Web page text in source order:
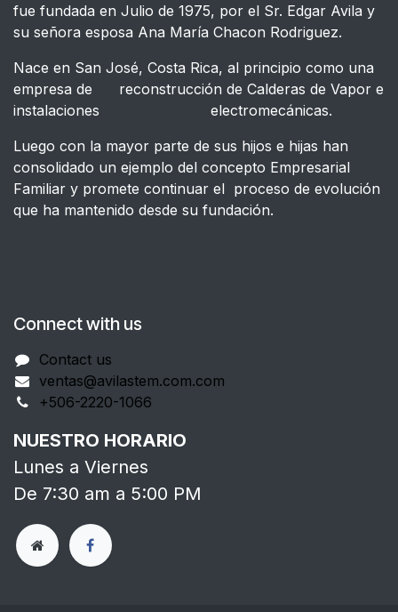
fue fundada en Julio de 1975, por el Sr. Edgar Avila y
su señora esposa Ana María Chacon Rodriguez.
Nace en San José, Costa Rica, al principio como una
empresa de reconstrucción de Calderas de Vapor e
instalaciones electromecánicas.
Luego con la mayor parte de sus hijos e hijas han
consolidado un ejemplo del concepto Empresarial
Familiar y promete continuar el proceso de evolución
que ha mantenido desde su fundación.
Connect with us
Contact us
ventas@avilastem.com.com
+506-2220-1066
NUESTRO HORARIO
Lunes a Viernes
De 7:30 am a 5:00 PM